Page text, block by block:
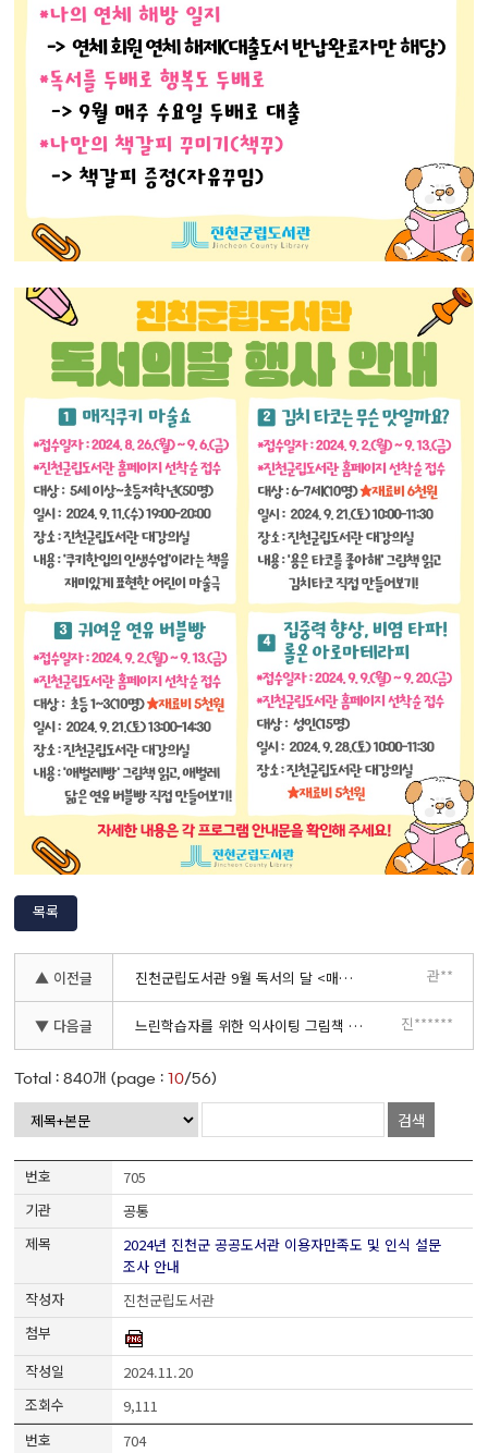
목록
▲ 이전글 진천군립도서관 9월 독서의 달 <매직쿠키> 어린이 마술극 공연 안내 관**
▼ 다음글 느린학습자를 위한 익사이팅 그림책 놀이 수강생 모집 진******
Total :840개 (page : 10/56)
검색
705
공통
2024년 진천군 공공도서관 이용자만족도 및 인식 설문
조사 안내
진천군립도서관
2024.11.20
9,111
704